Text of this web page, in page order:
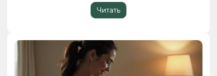
Читать